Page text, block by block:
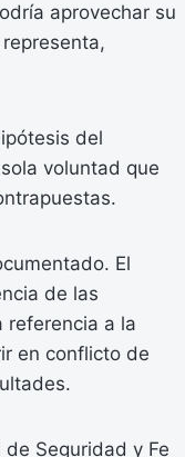
aprovechar su
del
voluntad que
El
de las
referencia a la
en conflicto de
Seguridad y Fe